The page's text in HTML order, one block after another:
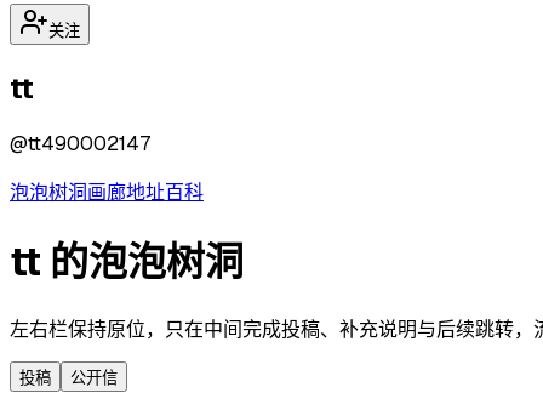
关注
tt
@tt490002147
泡泡树洞画廊地址百科
tt 的泡泡树洞
左右栏保持原位，只在中间完成投稿、补充说明与后续跳转
投稿 公开信